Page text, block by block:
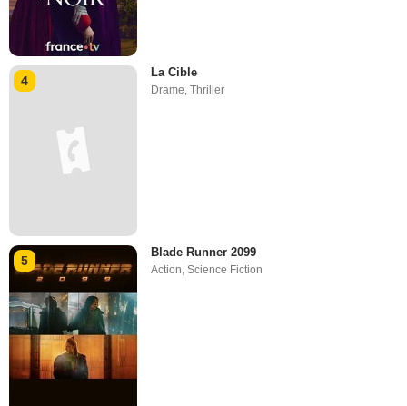
4
La Cible
Drame ,Thriller
5
Blade Runner 2099
Action,Science Fiction